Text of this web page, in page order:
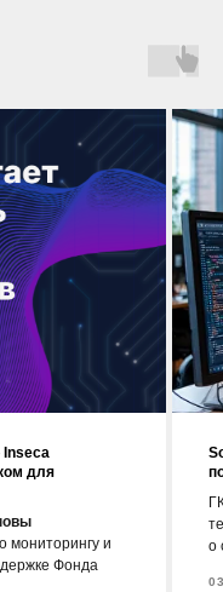
Inseca
для
мониторингу и
Фонда
о